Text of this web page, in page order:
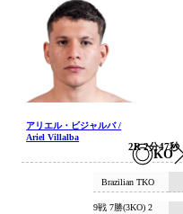
アリエル・ビジャルバ /
Ariel Villalba
KO
2R 2分47秒
Brazilian TKO
9戦 7勝(3KO) 2